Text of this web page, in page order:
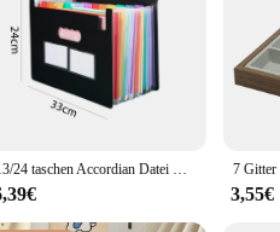
13/24 taschen Accordian Datei Ordner Ausbau Datei Veranstalter Einreichung Box Bunten Papier/Rechnung/Empfang/Dokument Halter Tasche a4
3,55€